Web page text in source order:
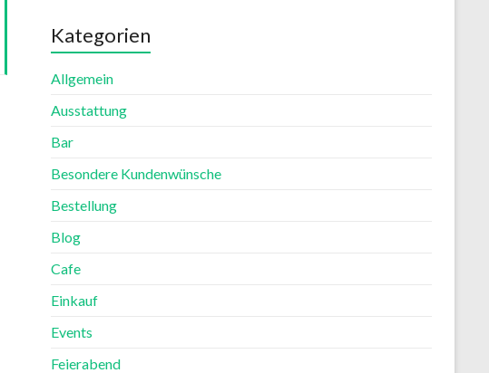
Kategorien
Allgemein
Ausstattung
Bar
Besondere Kundenwünsche
Bestellung
Blog
Cafe
Einkauf
Events
Feierabend